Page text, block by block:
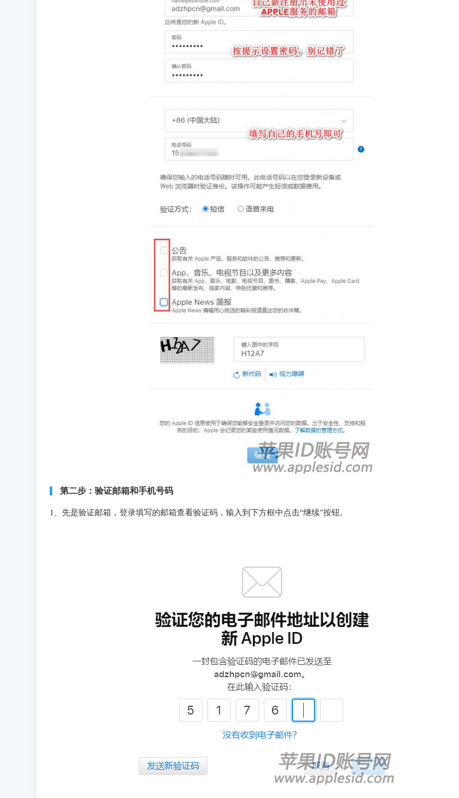
第二步：验证邮箱和手机号码
1、先是验证邮箱，登录填写的邮箱查看验证码，输入到下方框中点击“继续”按钮。